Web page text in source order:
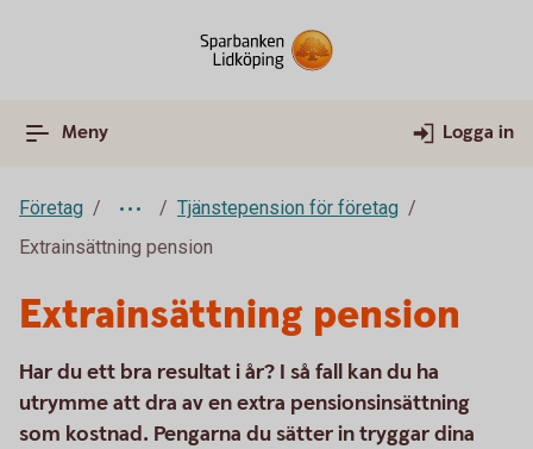
Meny Logga in
Företag
Tjänstepension för företag
Extrainsättning pension
Extrainsättning pension
Har du ett bra resultat i år? I så fall kan du ha
utrymme att dra av en extra pensionsinsättning
som kostnad. Pengarna du sätter in tryggar dina